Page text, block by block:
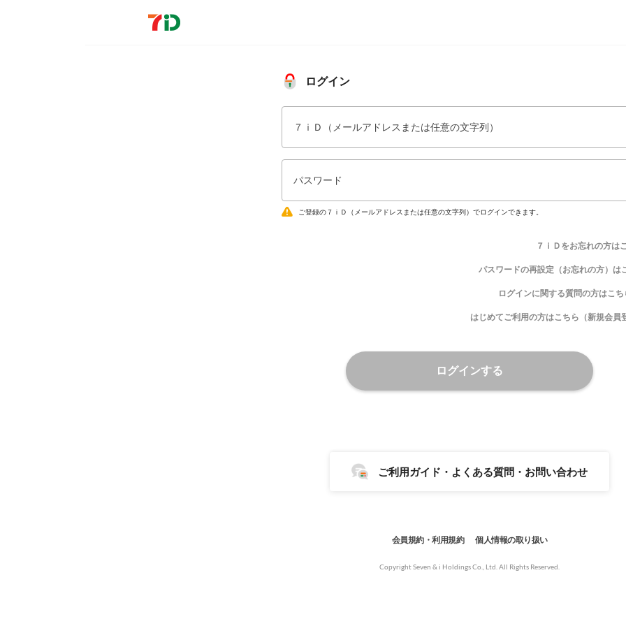
ログイン
７ｉＤ（メールアドレスまたは任意の文字列）
パスワード
ご登録の７ｉＤ（メールアドレスまたは任意の文字列）でログインできます。
７ｉＤをお忘れの方は
パスワードの再設定（お忘れの方）は
ログインに関する質問の方はこち
はじめてご利用の方はこちら（新規会員
ログインする
ご利用ガイド・よくある質問・お問い合わせ
会員規約・利用規約 個人情報の取り扱い
Copyright Seven & i Holdings Co., Ltd. All Rights Reserved.